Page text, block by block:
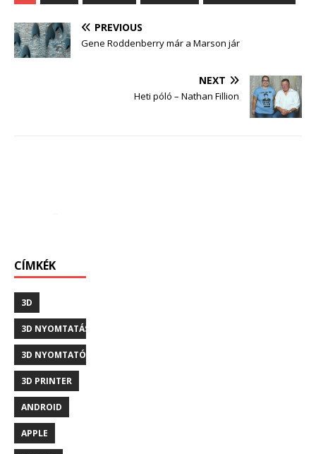
PREVIOUS
Gene Roddenberry már a Marson jár
NEXT
Heti póló – Nathan Fillion
CÍMKÉK
3D
3D NYOMTATÁS
3D NYOMTATÓ
3D PRINTER
ANDROID
APPLE